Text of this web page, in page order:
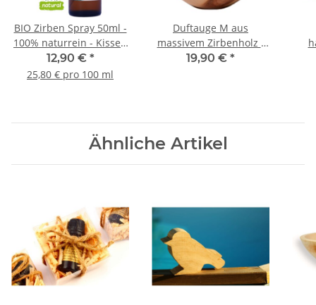
BIO Zirben Spray 50ml -
100% naturrein - Kissen
und Raum-Spray AT-
BIO-302
12,90 € *
25,80 € pro 100 ml
Duftauge M aus
massivem Zirbenholz -
Duftspender für
19,90 € *
Ähnliche Artikel